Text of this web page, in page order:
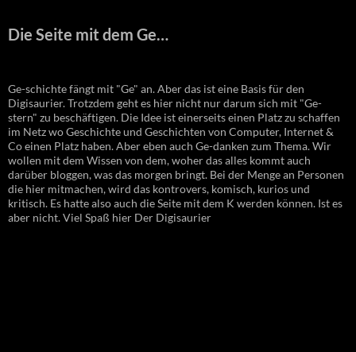
Die Seite mit dem Ge…
Ge-schichte fängt mit "Ge" an. Aber das ist eine Basis für den
Digisaurier. Trotzdem geht es hier nicht nur darum sich mit "Ge-
stern" zu beschäftigen. Die Idee ist einerseits einen Platz zu schaffen
im Netz wo Geschichte und Geschichten von Computer, Internet &
Co einen Platz haben. Aber eben auch Ge-danken zum Thema. Wir
wollen mit dem Wissen von dem, woher das alles kommt auch
darüber bloggen, was das morgen bringt. Bei der Menge an Personen
die hier mitmachen, wird das kontrovers, komisch, kurios und
kritisch. Es hatte also auch die Seite mit dem K werden können. Ist es
aber nicht. Viel Spaß hier Der Digisaurier